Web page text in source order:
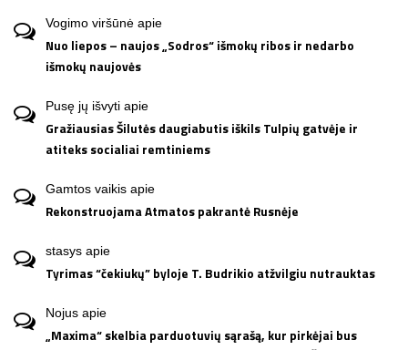
Vogimo viršūnė apie
Nuo liepos – naujos „Sodros“ išmokų ribos ir nedarbo
išmokų naujovės
Pusę jų išvyti apie
Gražiausias Šilutės daugiabutis iškils Tulpių gatvėje ir
atiteks socialiai remtiniems
Gamtos vaikis apie
Rekonstruojama Atmatos pakrantė Rusnėje
stasys apie
Tyrimas “čekiukų” byloje T. Budrikio atžvilgiu nutrauktas
Nojus apie
„Maxima“ skelbia parduotuvių sąrašą, kur pirkėjai bus